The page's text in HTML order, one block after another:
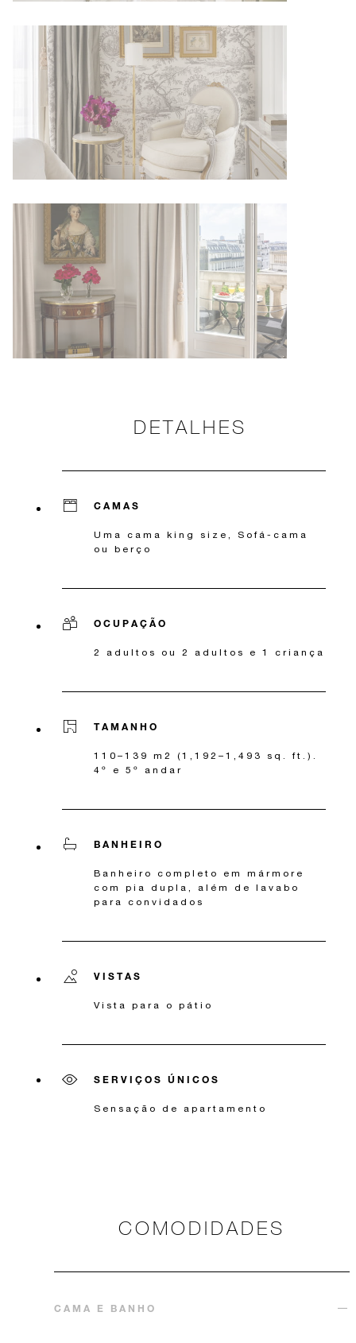
DETALHES
CAMAS
Uma cama king size, Sofá-cama
ou berço
OCUPAÇÃO
2 adultos ou 2 adultos e 1 criança
TAMANHO
110–139 m2 (1,192–1,493 sq. ft.).
4º e 5º andar
BANHEIRO
Banheiro completo em mármore
com pia dupla, além de lavabo
para convidados
VISTAS
Vista para o pátio
SERVIÇOS ÚNICOS
Sensação de apartamento
COMODIDADES
CAMA E BANHO